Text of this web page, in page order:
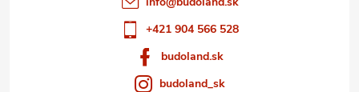
+421 904 566 528
budoland.sk
budoland_sk